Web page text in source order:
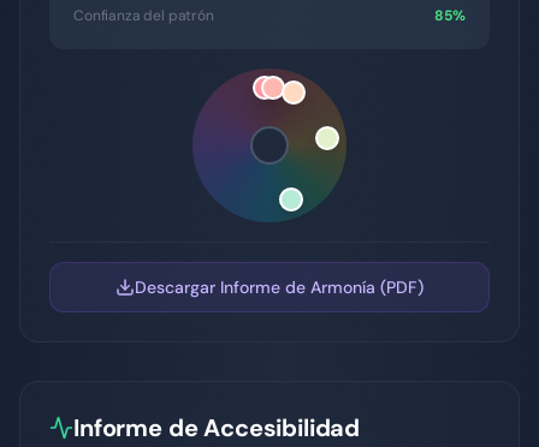
Confianza del patrón 85%
Descargar Informe de Armonía (PDF)
Informe de Accesibilidad